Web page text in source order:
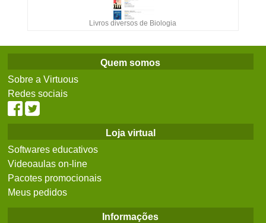
Livros diversos de Biologia
Quem somos
Sobre a Virtuous
Redes sociais
Loja virtual
Softwares educativos
Videoaulas on-line
Pacotes promocionais
Meus pedidos
Informações